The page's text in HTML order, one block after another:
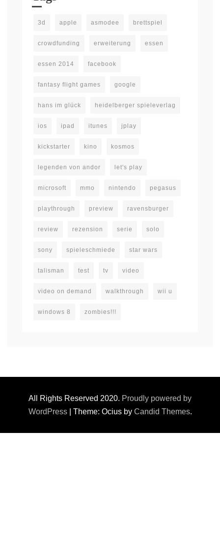
3d apple asmodee brettspiel
crowdfunding erweiterung essen
essen 2014 facebook
fantasy flight games google
hans im glück heidelberger spieleverlag
ios ipad itunes jplay
kickstarter kino kosmos
legenden von andor let's play
microsoft mmo nintendo pegasus
playthrough preview ravensburger
review rezension serie solo
sony spieleschmiede star wars
talisman test tv video
video on demand walkthrough wii u
windows 8 zombies!!!
All Rights Reserved 2020. Proudly powered by
WordPress
Theme: Ocius by Candid Themes.